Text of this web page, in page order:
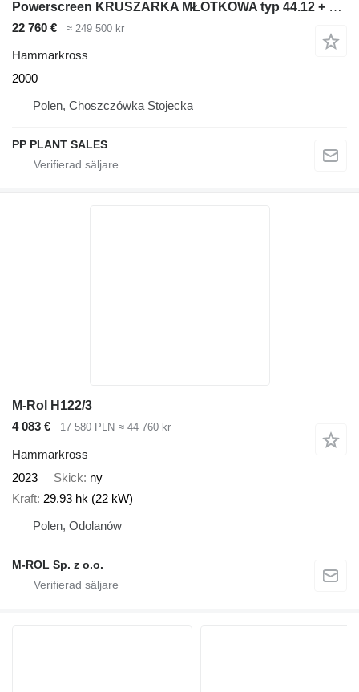
Powerscreen KRUSZARKA MŁOTKOWA typ 44.12 + WSYP / LEJ ZASYPOWY
22 760 € ≈ 249 500 kr
Hammarkross
2000
Polen, Choszczówka Stojecka
PP PLANT SALES
M-Rol H122/3
4 083 €
17 580 PLN ≈ 44 760 kr
Hammarkross
2023
Skick ny
Kraft 29.93 hk (22 kW)
Polen, Odolanów
M-ROL Sp. z o.o.